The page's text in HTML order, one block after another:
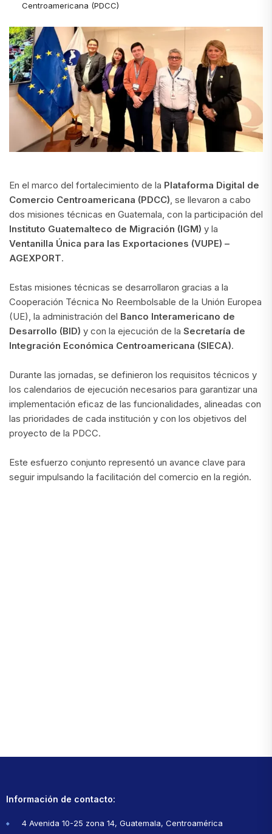
Centroamericana (PDCC)
En el marco del fortalecimiento de la Plataforma Digital de
Comercio Centroamericana (PDCC) , se llevaron a cabo
dos misiones técnicas en Guatemala, con la participación del
Instituto Guatemalteco de Migración (IGM) y la
Ventanilla Única para las Exportaciones (VUPE) –
AGEXPORT.
Estas misiones técnicas se desarrollaron gracias a la
Cooperación Técnica No Reembolsable de la Unión Europea
(UE), la administración del Banco Interamericano de
Desarrollo (BID) y con la ejecución de la Secretaría de
Integración Económica Centroamericana (SIECA).
Durante las jornadas, se definieron los requisitos técnicos y
los calendarios de ejecución necesarios para garantizar una
implementación eficaz de las funcionalidades, alineadas con
las prioridades de cada institución y con los objetivos del
proyecto de la PDCC.
Este esfuerzo conjunto representó un avance clave para
seguir impulsando la facilitación del comercio en la región.
Información de contacto:
4 Avenida 10-25 zona 14, Guatemala, Centroamérica